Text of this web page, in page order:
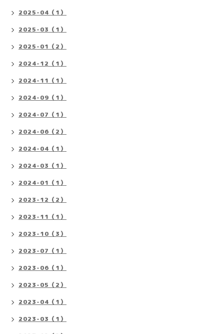
2025-04（1）
2025-03（1）
2025-01（2）
2024-12（1）
2024-11（1）
2024-09（1）
2024-07（1）
2024-06（2）
2024-04（1）
2024-03（1）
2024-01（1）
2023-12（2）
2023-11（1）
2023-10（3）
2023-07（1）
2023-06（1）
2023-05（2）
2023-04（1）
2023-03（1）